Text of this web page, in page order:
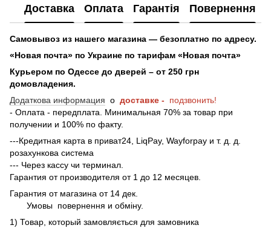
Доставка Оплата Гарантія Повернення
Самовывоз из нашего магазина — безоплатно по адресу.
«Новая почта» по Украине по тарифам «Новая почта»
Курьером по Одессе до дверей – от 250 грн
домовладения.
Додаткова информация о доставке - подзвонить!
- Оплата - передплата. Минимальная 70% за товар при
получении и 100% по факту.
---Кредитная карта в приват24, LiqPay, Wayforpay и т. д. д.
розахункова система
--- Через кассу чи терминал.
Гарантия от производителя от 1 до 12 месяцев.
Гарантия от магазина от 14 дек.
Умовы повернення и обміну.
1) Товар, который замовляється для замовника